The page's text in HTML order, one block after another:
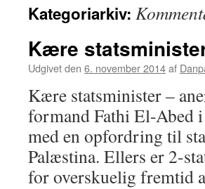
Kategoriarkiv:
Kære
Udgivet den 6. november 2014af
Kære statsminister –
formand Fathi El-Abed
med en opfordring til
Palæstina. Ellers er 2-
for overskuelig